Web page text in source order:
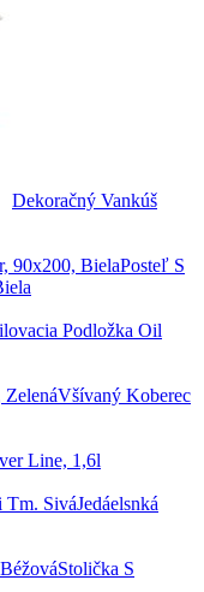
Dekoračný Vankúš
Posteľ S
Podložka Oil
Všívaný Koberec
Line, 1,6l
Jedáelsnká
Stolička S